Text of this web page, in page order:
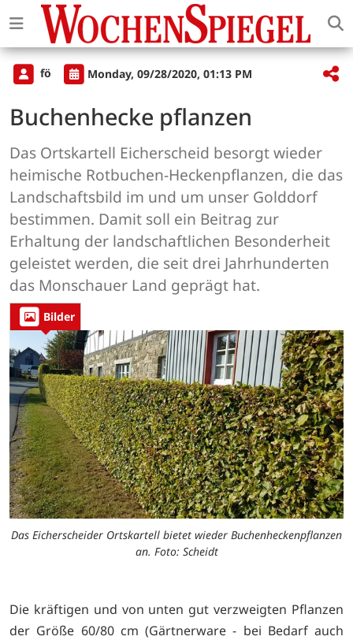
fö Monday, 09/28/2020, 01:13 PM
Buchenhecke pflanzen
Das Ortskartell Eicherscheid besorgt wieder
heimische Rotbuchen-Heckenpflanzen, die das
Landschaftsbild im und um unser Golddorf
bestimmen. Damit soll ein Beitrag zur
Erhaltung der landschaftlichen Besonderheit
geleistet werden, die seit drei Jahrhunderten
das Monschauer Land geprägt hat.
Bilder
Das Eicherscheider Ortskartell bietet wieder Buchenheckenpflanzen
an. Foto: Scheidt
Die kräftigen und von unten gut verzweigten Pflanzen
der Größe 60/80 cm (Gärtnerware - bei Bedarf auch